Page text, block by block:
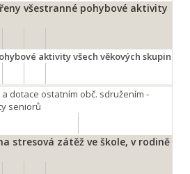
všestranné pohybové aktivity
aktivity všech věkových skupin
dotace ostatním obč. sdružením -
seniorů
stresová zátěž ve škole, v rodině